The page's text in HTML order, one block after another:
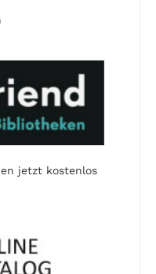
jetzt kostenlos